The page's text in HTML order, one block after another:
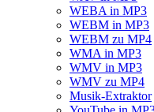
WEBA in MP3
WEBM in MP3
WEBM zu MP4
WMA in MP3
WMV in MP3
WMV zu MP4
Musik-Extraktor